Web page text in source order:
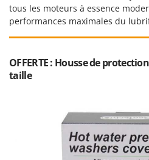
tous les moteurs à essence
performances maximales du
OFFERTE : Housse de
taille